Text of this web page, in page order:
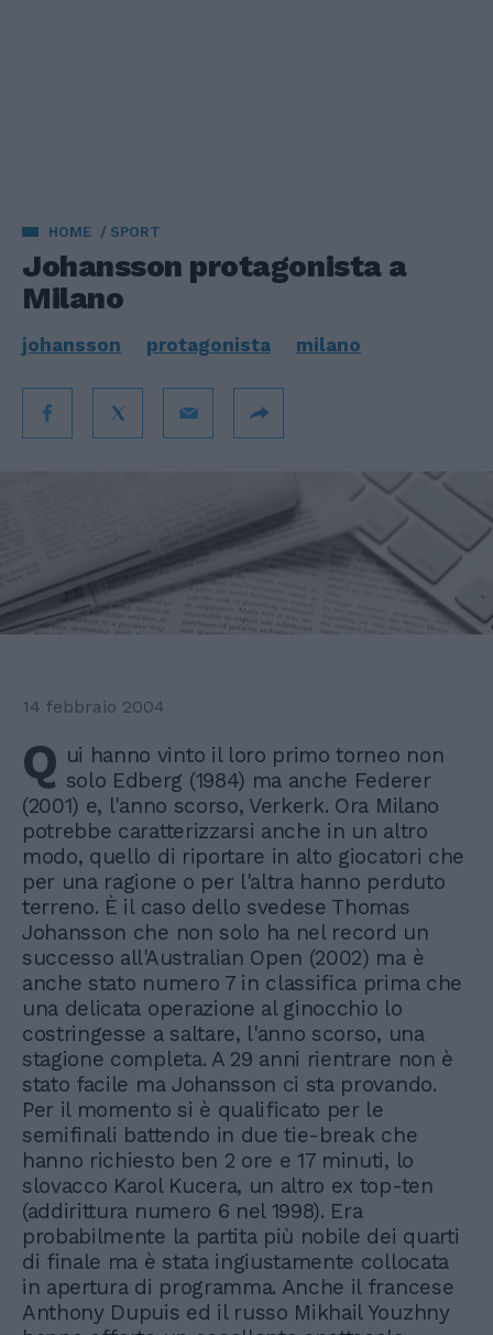
HOME SPORT
Johansson protagonista a
Milano
johansson protagonista milano
14 febbraio 2004
Q ui hanno vinto il loro primo torneo non
solo Edberg (1984) ma anche Federer
(2001) e, l'anno scorso, Verkerk. Ora Milano
potrebbe caratterizzarsi anche in un altro
modo, quello di riportare in alto giocatori che
per una ragione o per l'altra hanno perduto
terreno. È il caso dello svedese Thomas
Johansson che non solo ha nel record un
successo all'Australian Open (2002) ma è
anche stato numero 7 in classifica prima che
una delicata operazione al ginocchio lo
costringesse a saltare, l'anno scorso, una
stagione completa. A 29 anni rientrare non è
stato facile ma Johansson ci sta provando.
Per il momento si è qualificato per le
semifinali battendo in due tie-break che
hanno richiesto ben 2 ore e 17 minuti, lo
slovacco Karol Kucera, un altro ex top-ten
(addirittura numero 6 nel 1998). Era
probabilmente la partita più nobile dei quarti
di finale ma è stata ingiustamente collocata
in apertura di programma. Anche il francese
Anthony Dupuis ed il russo Mikhail Youzhny